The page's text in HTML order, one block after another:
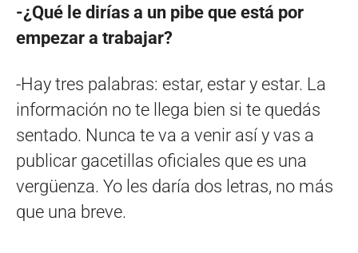
-¿Qué le dirías a un pibe que está por
empezar a trabajar?
-Hay tres palabras: estar, estar y estar. La
información no te llega bien si te quedás
sentado. Nunca te va a venir así y vas a
publicar gacetillas oficiales que es una
vergüenza. Yo les daría dos letras, no más
que una breve.